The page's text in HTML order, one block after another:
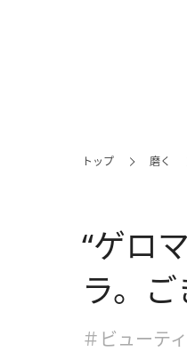
トップ 磨く
“ゲロ
ラ。
＃ビューテ